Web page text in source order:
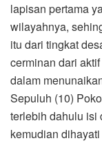
lapisan pertama
wilayahnya,
itu dari tingkat
cerminan dari
dalam
Sepuluh (10)
terlebih dahulu isi
kemudian